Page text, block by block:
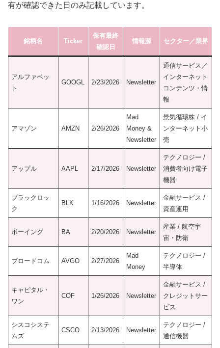
有が確認できた日のみ記載しています。
銘柄名 Ticker
保有最終
確認日
情報源 セクター／業界
アルファベッ
ト
GOOGL 2/23/2026 Newsletter
通信サービス／
インターネット
コンテンツ・情
報
アマゾン AMZN 2/26/2026
Mad
Money &
Newsletter
景気循環株 / イ
ンターネット小
売
アップル AAPL 2/17/2026 Newsletter
テクノロジー /
消費者向け電子
機器
ブラックロッ
ク
BLK 1/16/2026 Newsletter
金融サービス /
資産運用
ボーイング BA 2/20/2026 Newsletter
産業 / 航空宇
宙・防衛
ブロードコム AVGO 2/27/2026
Mad
Money
テクノロジー /
半導体
キャピタル・
ワン
COF 1/26/2026 Newsletter
金融サービス /
クレジットサー
ビス
シスコシステ
ムズ
CSCO 2/13/2026 Newsletter
テクノロジー /
通信機器